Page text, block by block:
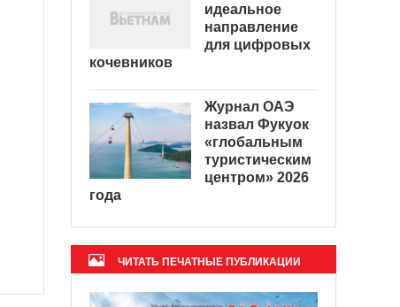
идеальное
направление
для цифровых
кочевников
Журнал ОАЭ
назвал Фукуок
«глобальным
туристическим
центром» 2026
года
ЧИТАТЬ ПЕЧАТНЫЕ ПУБЛИКАЦИИ